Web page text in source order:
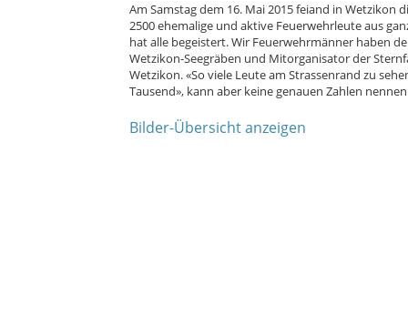
Am Samstag dem 16. Mai 2015 feiand in
2500 ehemalige und aktive Feuerwehrleute aus
hat alle begeistert. Wir Feuerwehrmänner haben
Wetzikon-Seegräben und Mitorganisator der
Wetzikon. «So viele Leute am Strassenrand zu
Tausend», kann aber keine genauen Zahlen
Bilder-Übersicht anzeigen